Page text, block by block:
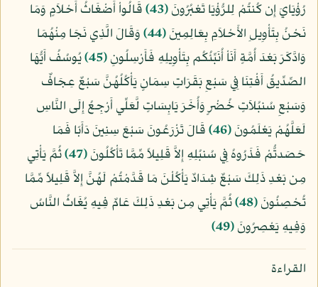
رُؤْيَايَ إِن كُنتُمْ لِلرُّؤْيَا تَعْبُرُونَ﴿43﴾
قَالُواْ أَضْغَاثُ أَحْلاَمٍ وَمَا
نَحْنُ بِتَأْوِيلِ الأَحْلاَمِ بِعَالِمِينَ﴿44﴾
وَقَالَ الَّذِي نَجَا مِنْهُمَا
وَادَّكَرَ بَعْدَ أُمَّةٍ أَنَاْ أُنَبِّئُكُم بِتَأْوِيلِهِ فَأَرْسِلُونِ﴿45﴾
يُوسُفُ أَيُّهَا
الصِّدِّيقُ أَفْتِنَا فِي سَبْعِ بَقَرَاتٍ سِمَانٍ يَأْكُلُهُنَّ سَبْعٌ عِجَافٌ
وَسَبْعِ سُنبُلاَتٍ خُضْرٍ وَأُخَرَ يَابِسَاتٍ لَّعَلِّي أَرْجِعُ إِلَى النَّاسِ
لَعَلَّهُمْ يَعْلَمُونَ﴿46﴾
قَالَ تَزْرَعُونَ سَبْعَ سِنِينَ دَأَبًا فَمَا
حَصَدتُّمْ فَذَرُوهُ فِي سُنبُلِهِ إِلاَّ قَلِيلاً مِّمَّا تَأْكُلُونَ﴿47﴾
ثُمَّ يَأْتِي
مِن بَعْدِ ذَلِكَ سَبْعٌ شِدَادٌ يَأْكُلْنَ مَا قَدَّمْتُمْ لَهُنَّ إِلاَّ قَلِيلاً مِّمَّا
تُحْصِنُونَ﴿48﴾
ثُمَّ يَأْتِي مِن بَعْدِ ذَلِكَ عَامٌ فِيهِ يُغَاثُ النَّاسُ
وَفِيهِ يَعْصِرُونَ﴿49﴾
القراءة